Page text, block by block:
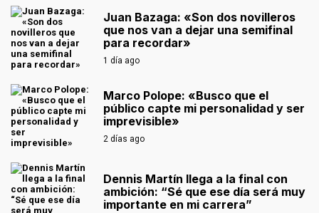
Juan Bazaga: «Son dos novilleros
que nos van a dejar una semifinal
para recordar»
1 día ago
Marco Polope: «Busco que el
público capte mi personalidad y ser
imprevisible»
2 días ago
Dennis Martín llega a la final con
ambición: “Sé que ese día será muy
importante en mi carrera”